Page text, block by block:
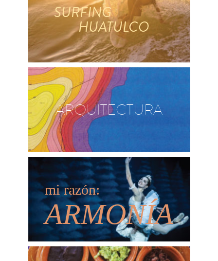
SURFING
HUATULCO
ARQUITECTURA
mi razón:
ARMONÍA